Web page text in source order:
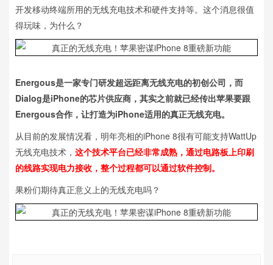
开发移动终端所用的无线充电技术和硬件支持等。这个消息很值
得玩味，为什么？
Energous是一家专门研发超远距离无线充电的初创公司，而
Dialog是iPhone的芯片供应商，其实之前就已经传出苹果要跟
Energous合作，让打造为iPhone适用的真正无线充电。
从目前的发展情况看，明年亮相的iPhone 8很有可能支持WattUp
无线充电技术， 这个技术平台已经非常成熟，通过电路板上印刷
的线路实现电力接收，整个过程都可以通过软件控制。
果粉们期待真正意义上的无线充电吗？